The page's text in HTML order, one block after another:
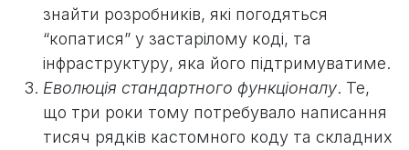
знайти розробників, які погодяться
“копатися” у застарілому коді, та
інфраструктуру, яка його підтримуватиме.
Еволюція стандартного функціоналу. Те,
що три роки тому потребувало написання
тисяч рядків кастомного коду та складних